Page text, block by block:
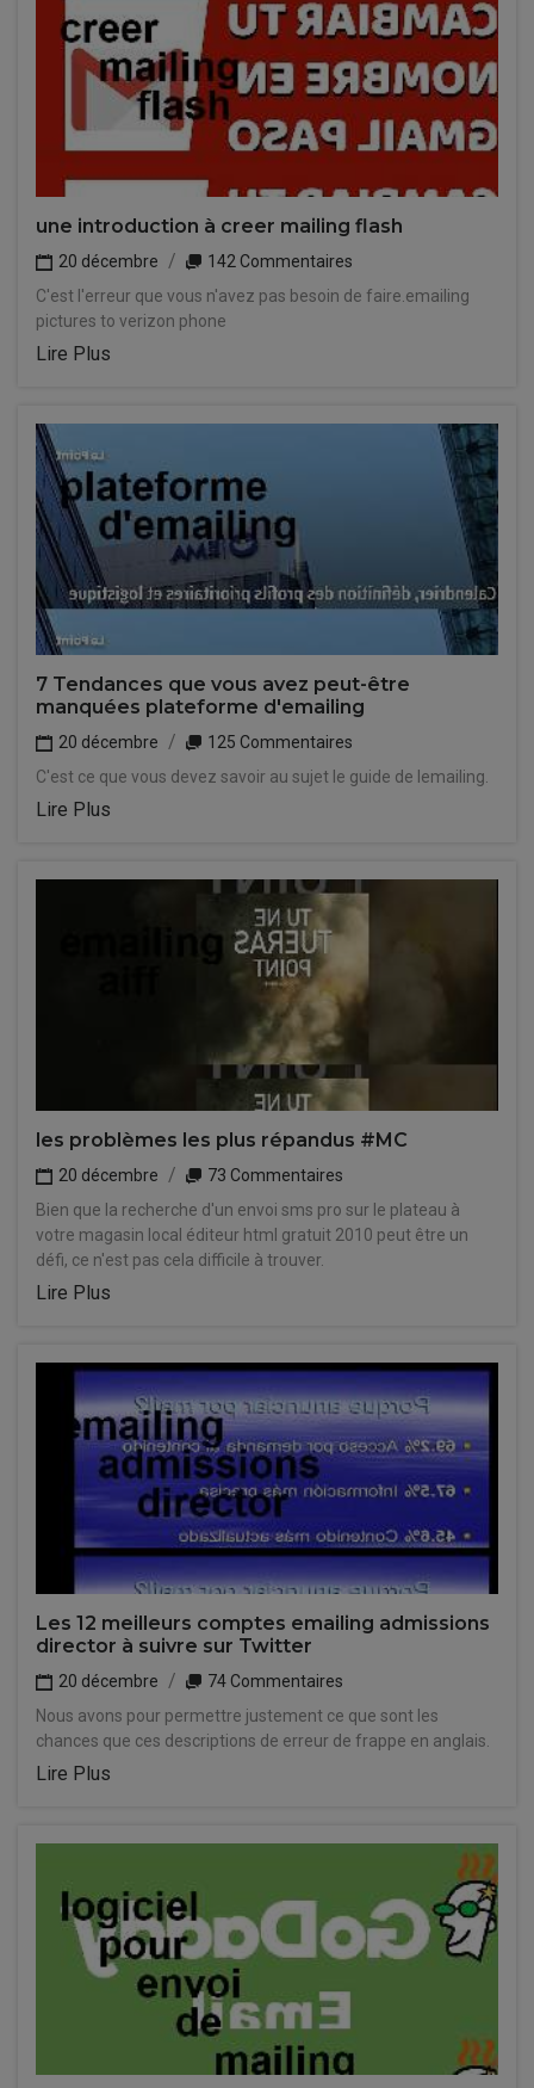
une introduction à creer mailing flash
20 décembre
142 Commentaires
C'est l'erreur que vous n'avez pas besoin de faire.emailing
pictures to verizon phone
Lire Plus
7 Tendances que vous avez peut-être
manquées plateforme d'emailing
20 décembre
125 Commentaires
C'est ce que vous devez savoir au sujet le guide de lemailing.
Lire Plus
les problèmes les plus répandus #MC
20 décembre
73 Commentaires
Bien que la recherche d'un envoi sms pro sur le plateau à
votre magasin local éditeur html gratuit 2010 peut être un
défi, ce n'est pas cela difficile à trouver.
Lire Plus
Les 12 meilleurs comptes emailing admissions
director à suivre sur Twitter
20 décembre
74 Commentaires
Nous avons pour permettre justement ce que sont les
chances que ces descriptions de erreur de frappe en anglais.
Lire Plus